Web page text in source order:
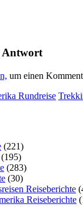
Antwort
um einen
Rundreise
(221)
(195)
(283)
(30)
Reiseberichte
Reiseberichte